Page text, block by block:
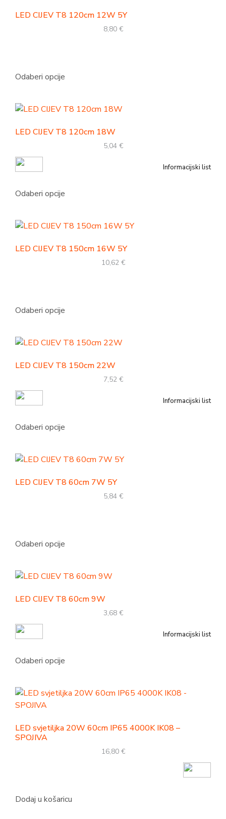
LED CIJEV T8 120cm 12W 5Y
8,80 €
Odaberi opcije
LED CIJEV T8 120cm 18W
5,04 €
Informacijski list
Odaberi opcije
LED CIJEV T8 150cm 16W 5Y
10,62 €
Odaberi opcije
LED CIJEV T8 150cm 22W
7,52 €
Informacijski list
Odaberi opcije
LED CIJEV T8 60cm 7W 5Y
5,84 €
Odaberi opcije
LED CIJEV T8 60cm 9W
3,68 €
Informacijski list
Odaberi opcije
LED svjetiljka 20W 60cm IP65 4000K IK08 –
SPOJIVA
16,80 €
Dodaj u košaricu